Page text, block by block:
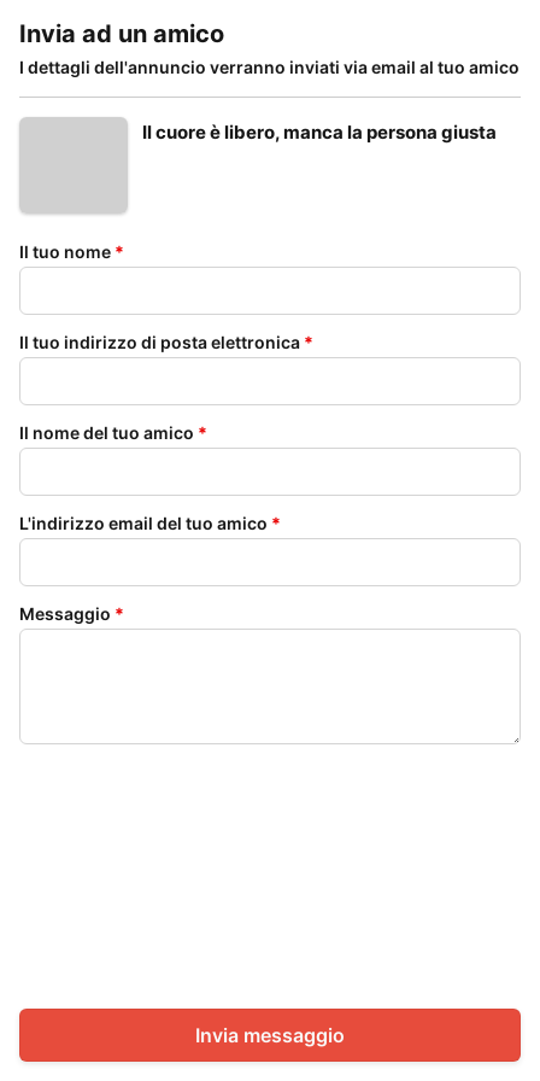
Invia ad un amico
I dettagli dell'annuncio verranno inviati via email al tuo amico
Il cuore è libero, manca la persona giusta
Il tuo nome *
Il tuo indirizzo di posta elettronica *
Il nome del tuo amico *
L'indirizzo email del tuo amico *
Messaggio *
Invia messaggio